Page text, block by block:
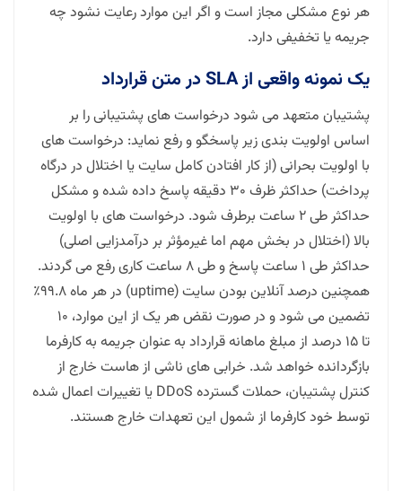
هر نوع مشکلی مجاز است و اگر این موارد رعایت نشود چه
جریمه یا تخفیفی دارد.
یک نمونه واقعی از SLA در متن قرارداد
پشتیبان متعهد می شود درخواست های پشتیبانی را بر
اساس اولویت بندی زیر پاسخگو و رفع نماید: درخواست های
با اولویت بحرانی (از کار افتادن کامل سایت یا اختلال در درگاه
پرداخت) حداکثر ظرف ۳۰ دقیقه پاسخ داده شده و مشکل
حداکثر طی 2 ساعت برطرف شود. درخواست های با اولویت
بالا (اختلال در بخش مهم اما غیرمؤثر بر درآمدزایی اصلی)
حداکثر طی 1 ساعت پاسخ و طی 8 ساعت کاری رفع می گردند.
همچنین درصد آنلاین بودن سایت (uptime) در هر ماه ۹۹.۸٪
تضمین می شود و در صورت نقض هر یک از این موارد، ۱۰
تا ۱۵ درصد از مبلغ ماهانه قرارداد به عنوان جریمه به کارفرما
بازگردانده خواهد شد. خرابی های ناشی از هاست خارج از
کنترل پشتیبان، حملات گسترده DDoS یا تغییرات اعمال شده
توسط خود کارفرما از شمول این تعهدات خارج هستند.